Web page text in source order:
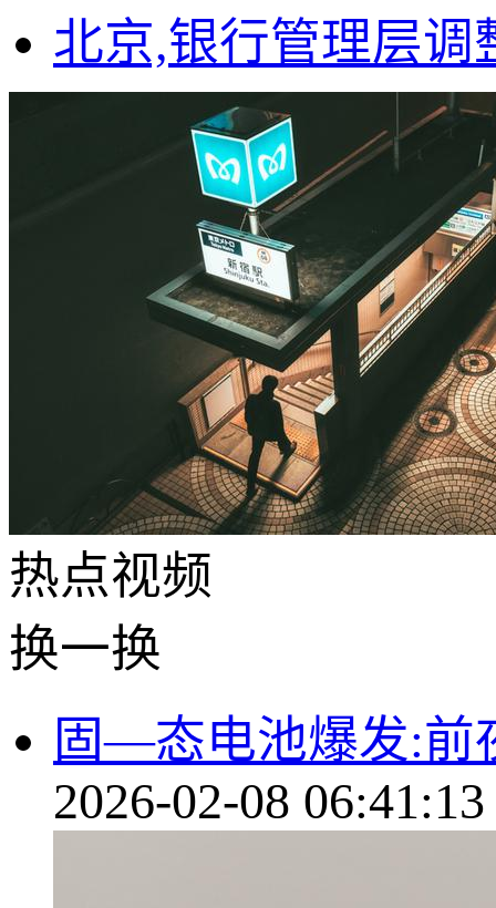
北京,银行管理层调
热点视频
换一换
固—态电池爆发:前
2026-02-08 06:41:13